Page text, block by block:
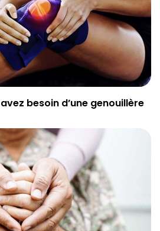
besoin d’une genouillère